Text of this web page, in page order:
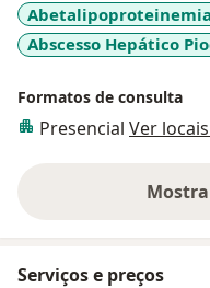
Abetalipoproteinemia
Abscesso Hepático
Formatos de consulta
Presencial Ver
Serviços e preços